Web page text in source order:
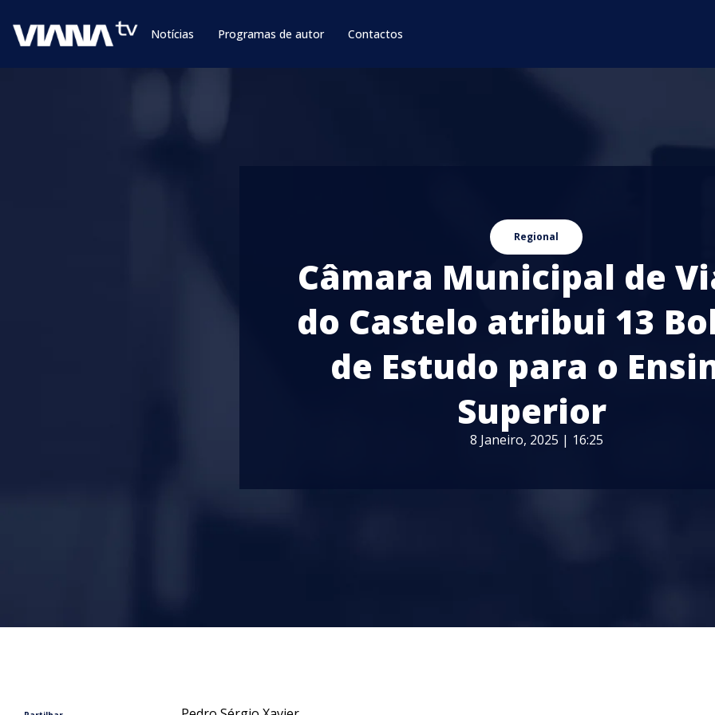
Notícias Programas de autor Contactos
Regional
Câmara Municipal de
do Castelo atribui 13
de Estudo para o
Superior
8 Janeiro, 2025 | 16:25